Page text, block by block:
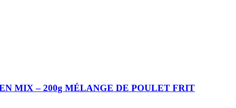
MIX – 200g MÉLANGE DE POULET FRIT